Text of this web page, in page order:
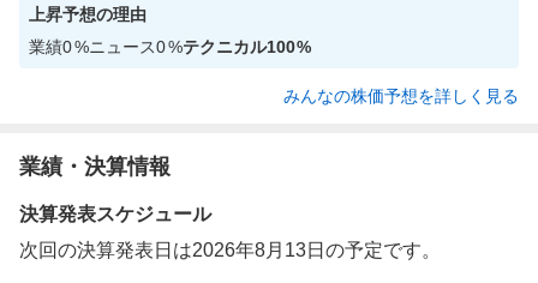
上昇予想の理由
業績0%ニュース0%テクニカル100%
みんなの株価予想を詳しく見る
業績・決算情報
決算発表スケジュール
次回の決算発表日は2026年8月13日の予定です。